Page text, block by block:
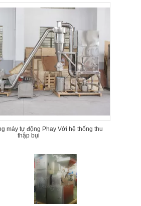
máy tự động Phay Với hệ thống thu
thập bụi